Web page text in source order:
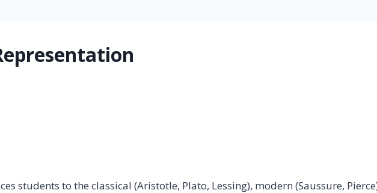
students to the classical (Aristotle, Plato, Lessing), modern (Saussure,